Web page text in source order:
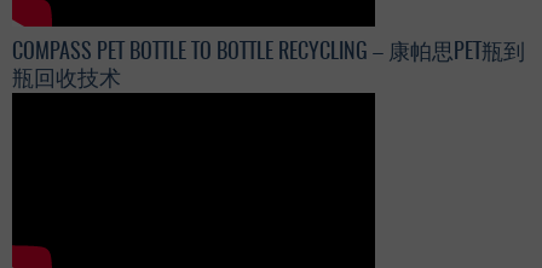
COMPASS PET BOTTLE TO BOTTLE RECYCLING – 康帕思PET瓶到
瓶回收技术